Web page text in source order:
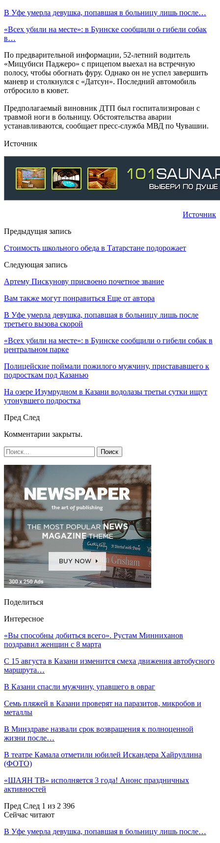
В Уфе умерла девушка, попавшая в больницу лишь после…
«Всех убили на месте»: в Буинске сообщили о гибели собак
в…
По предварительной информации, 52-летний водитель
«Мицубиси Паджеро» с прицепом выехал на встречную
полосу, чтобы обогнать фуру. Однако он не успел завершить
маневр и столкнулся с «Датсун». Последний автомобиль
отбросило в кювет.
Предполагаемый виновник ДТП был госпитализирован с
травмой ноги в больницу. Обстоятельства аварии
устанавливаются, сообщает пресс-служба МВД по Чувашии.
Источник
Источник
Предыдущая запись
Стоимость школьного обеда в Татарстане подорожает
Следующая запись
Артему Пискунову присвоено почетное звание
Вам также могут понравиться Еще от автора
В Уфе умерла девушка, попавшая в больницу лишь после
третьего вызова скорой
«Всех убили на месте»: в Буинске сообщили о гибели собак в
центральном парке
Полицейские поймали пожилого мужчину, пристававшего к
подросткам под Казанью
На озере Изумрудном в Казани водолазы третьи сутки ищут
утонувшего подростка
Пред След
Комментарии закрыты.
Поделиться
Интересное
«Вы способны добиться всего». Рустам Минниханов
поздравил женщин с 8 марта
С 15 августа в Казани изменится смеха движения автобусного
маршрута…
В Казани спасли мужчину, упавшего в овраг
Семь пляжей в Казани проверят на паразитов, микробов и
металлы
В Минздраве назвали срок возвращения к полноценной
жизни после…
В театре Камала отметили юбилей Искандера Хайруллина
(ФОТО)
«ШАЯН ТВ» исполняется 3 года! Анонс праздничных
активностей
Пред След 1 из 2 396
Сейчас читают
В Уфе умерла девушка, попавшая в больницу лишь после…